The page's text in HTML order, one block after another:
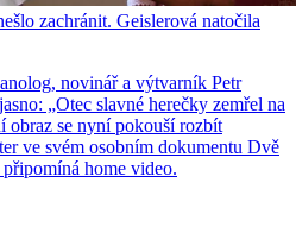
zachránit. Geislerová natočila
novinář a výtvarník Petr
„Otec slavné herečky zemřel na
obraz se nyní pokouší rozbít
ve svém osobním dokumentu Dvě
home video.